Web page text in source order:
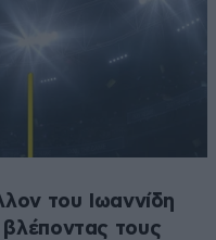
του Ιωαννίδη
τους